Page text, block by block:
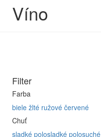
Víno
Filter
Farba
biele žlté ružové červené
Chuť
sladké polosladké polosuché